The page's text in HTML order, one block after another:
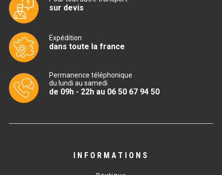
TABLE RÉFRIGÉRÉE
TABLE 600
sur devis
Expédition
dans toute la france
Permanence téléphonique
du lundi au samedi
de 09h - 22h au 06 50 67 94 50
INFORMATIONS